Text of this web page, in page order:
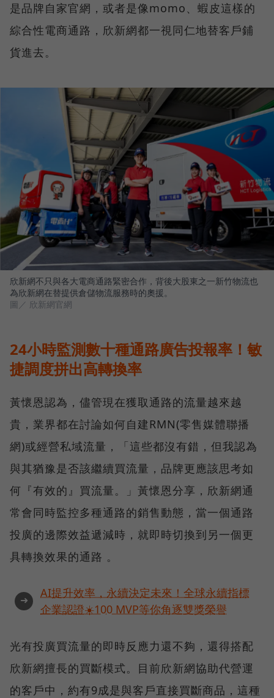
是品牌自家官網，或者是像momo、蝦皮這樣的
綜合性電商通路，欣新網都一視同仁地替客戶鋪
貨進去。
欣新網不只與各大電商通路緊密合作，背後大股東之一新竹物流也
為欣新網在替提供倉儲物流服務時的奧援。
圖／ 欣新網官網
24小時監測數十種通路廣告投報率！敏
捷調度拼出高轉換率
黃懷恩認為，儘管現在獲取通路的流量越來越
貴，業界都在討論如何自建RMN(零售媒體聯播
網)或經營私域流量，「這些都沒有錯，但我認為
與其猶豫是否該繼續買流量，品牌更應該思考如
何『有效的』買流量。」黃懷恩分享，欣新網通
常會同時監控多種通路的銷售動態，當一個通路
投廣的邊際效益遞減時，就即時切換到另一個更
具轉換效果的通路 。
➜
AI提升效率，永續決定未來！全球永續指標
企業認證☀️100 MVP等你角逐雙獎榮譽
光有投廣買流量的即時反應力還不夠，還得搭配
欣新網擅長的買斷模式。目前欣新網協助代營運
的客戶中，約有9成是與客戶直接買斷商品，這種